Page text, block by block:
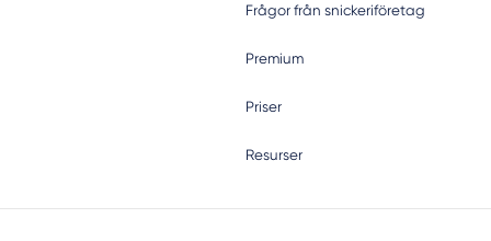
Frågor från snickeriföretag
Premium
Priser
Resurser